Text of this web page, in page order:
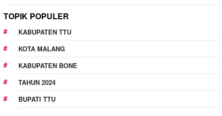
TOPIK POPULER
KABUPATEN TTU
KOTA MALANG
KABUPATEN BONE
TAHUN 2024
BUPATI TTU